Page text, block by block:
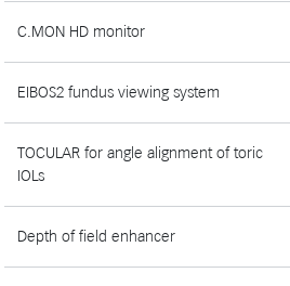
C.MON HD monitor
EIBOS2 fundus viewing system
TOCULAR for angle alignment of toric
IOLs
Depth of field enhancer